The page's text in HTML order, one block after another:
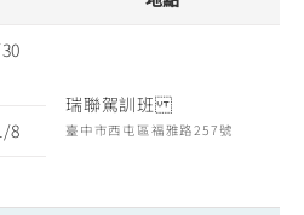
瑞聯駕訓班
臺中市西屯區福雅路257號
8